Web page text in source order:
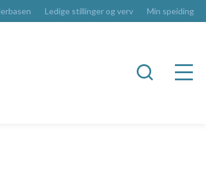
Ledige stillinger og verv Min speiding